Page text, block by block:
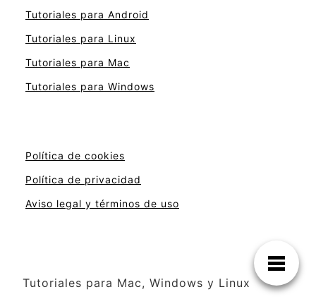
Tutoriales para Android
Tutoriales para Linux
Tutoriales para Mac
Tutoriales para Windows
Política de cookies
Política de privacidad
Aviso legal y términos de uso
Tutoriales para Mac, Windows y Linux